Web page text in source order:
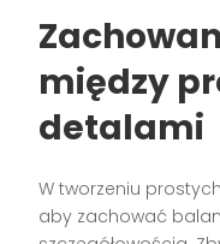
między
detalami
W tworzeniu
aby zachować